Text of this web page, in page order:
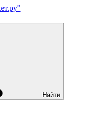
Найти